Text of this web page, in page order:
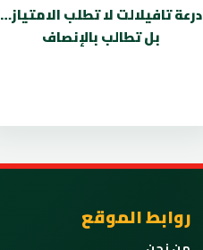
درعة تافيلالت لا تطلب الامتياز…
بل تطالب بالإنصاف
روابط الموقع